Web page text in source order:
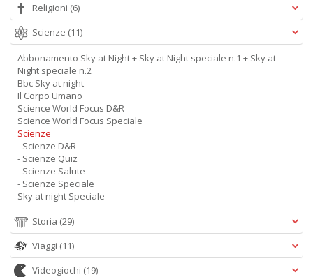
Religioni (6)
Scienze (11)
Abbonamento Sky at Night + Sky at Night speciale n.1 + Sky at
Night speciale n.2
Bbc Sky at night
Il Corpo Umano
Science World Focus D&R
Science World Focus Speciale
Scienze
- Scienze D&R
- Scienze Quiz
- Scienze Salute
- Scienze Speciale
Sky at night Speciale
Storia (29)
Viaggi (11)
Videogiochi (19)